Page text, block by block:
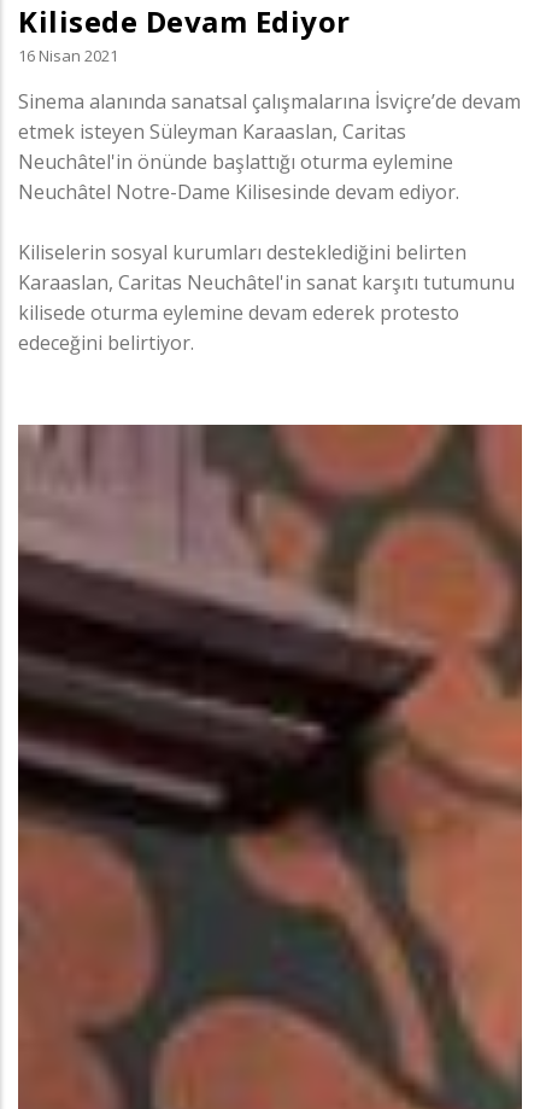
Kilisede Devam Ediyor
16 Nisan 2021
Sinema alanında sanatsal çalışmalarına İsviçre’de devam
etmek isteyen Süleyman Karaaslan, Caritas
Neuchâtel'in önünde başlattığı oturma eylemine
Neuchâtel Notre-Dame Kilisesinde devam ediyor.
Kiliselerin sosyal kurumları desteklediğini belirten
Karaaslan, Caritas Neuchâtel'in sanat karşıtı tutumunu
kilisede oturma eylemine devam ederek protesto
edeceğini belirtiyor.